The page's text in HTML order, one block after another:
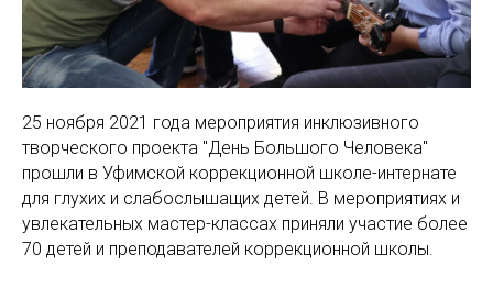
25 ноября 2021 года мероприятия инклюзивного
творческого проекта "День Большого Человека"
прошли в Уфимской коррекционной школе-интернате
для глухих и слабослышащих детей. В мероприятиях и
увлекательных мастер-классах приняли участие более
70 детей и преподавателей коррекционной школы.